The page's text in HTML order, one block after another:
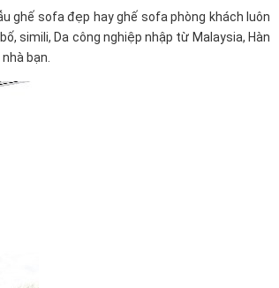
ghế sofa đẹp hay ghế sofa phòng khách luôn
simili, Da công nghiệp nhập từ Malaysia, Hàn
bạn.